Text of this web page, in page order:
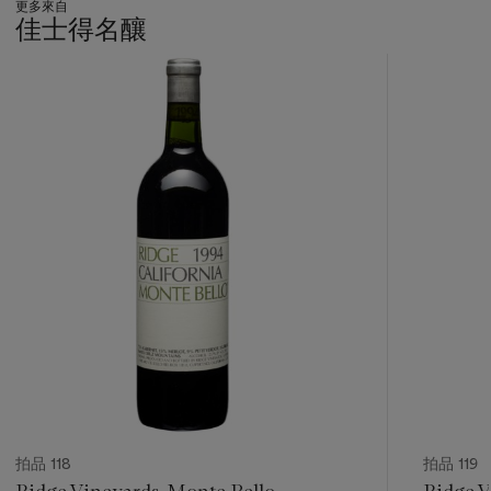
更多來自
佳士得名釀
item_current_of_total_txt
拍品 118 拍品 119